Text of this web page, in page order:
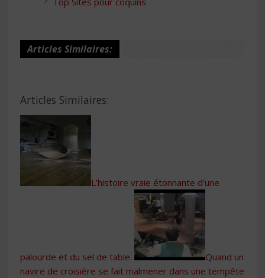
Articles Similaires:
Articles Similaires:
L’histoire vraie étonnante d’une
palourde et du sel de table.
Quand un
navire de croisière se fait malmener dans une tempête